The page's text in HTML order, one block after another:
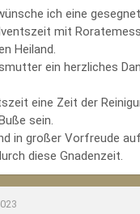
ich eine
mit
Heiland.
ein herzliches
eine Zeit der
sein.
in großer Vorfreude
diese Gnadenzeit.